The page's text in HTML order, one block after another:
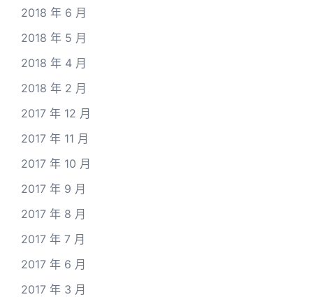
2018 年 6 月
2018 年 5 月
2018 年 4 月
2018 年 2 月
2017 年 12 月
2017 年 11 月
2017 年 10 月
2017 年 9 月
2017 年 8 月
2017 年 7 月
2017 年 6 月
2017 年 3 月